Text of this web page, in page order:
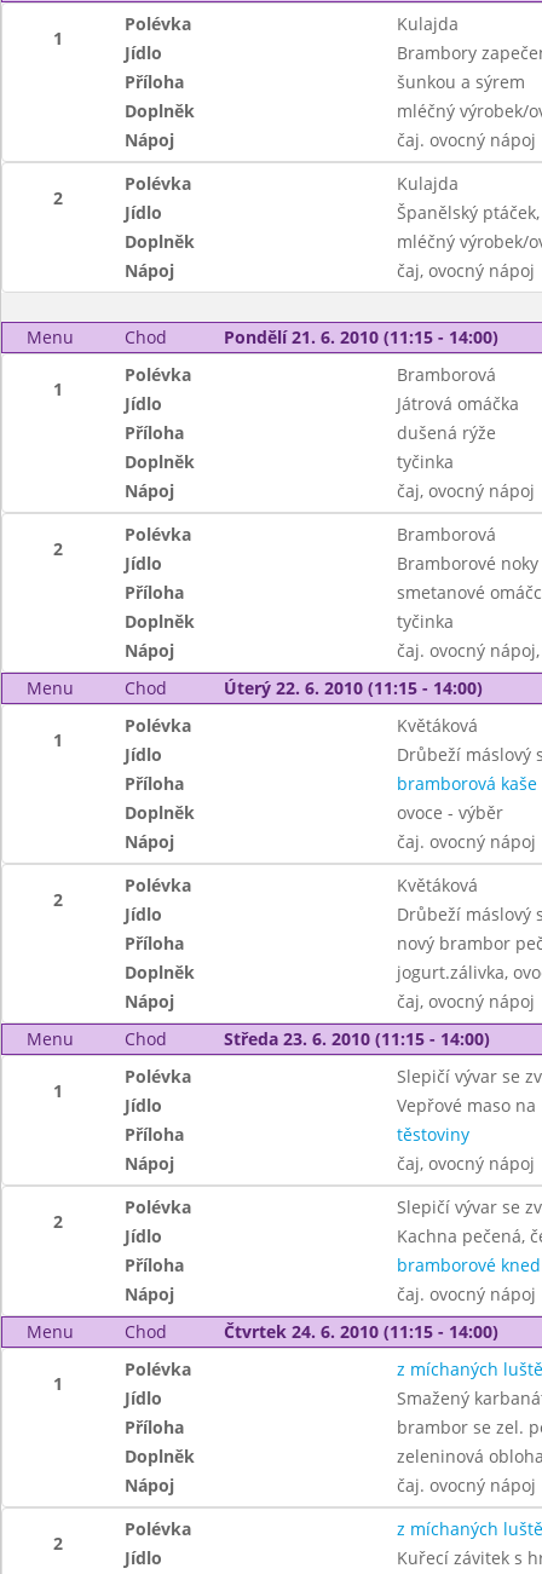
1
Polévka
Kulajda
Jídlo
Brambory
Příloha
šunkou a sýrem
Doplněk
mléčný výrobek/
Nápoj
čaj. ovocný nápoj
2
Polévka
Kulajda
Jídlo
Španělský
Doplněk
mléčný výrobek/
Nápoj
čaj, ovocný nápoj
Menu Chod Pondělí 21. 6. 2010 (11:15 - 14:00)
1
Polévka
Bramborová
Jídlo
Játrová omáčka
Příloha
dušená rýže
Doplněk
tyčinka
Nápoj
čaj, ovocný nápoj
2
Polévka
Bramborová
Jídlo
Bramborové
Příloha
smetanové
Doplněk
tyčinka
Nápoj
čaj. ovocný
Menu
Chod Úterý 22. 6. 2010 (11:15 - 14:00)
1
Polévka
Květáková
Jídlo
Drůbeží máslový
Příloha
bramborová kaše
Doplněk
ovoce - výběr
Nápoj
čaj. ovocný nápoj
2
Polévka
Květáková
Jídlo
Drůbeží máslový
Příloha
nový brambor
Doplněk
jogurt.zálivka,
Nápoj
čaj, ovocný nápoj
Menu
Chod Středa 23. 6. 2010 (11:15 - 14:00)
1
Polévka
Slepičí vývar se
Jídlo
Vepřové maso na
Příloha
těstoviny
Nápoj
čaj, ovocný nápoj
2
Polévka
Slepičí vývar se
Jídlo
Kachna pečená,
Příloha
bramborové
Nápoj
čaj. ovocný nápoj
Menu
Chod Čtvrtek 24. 6. 2010 (11:15 - 14:00)
1
Polévka
z míchaných
Jídlo
Smažený
Příloha
brambor se zel.
Doplněk
zeleninová
Nápoj
čaj. ovocný nápoj
2
Polévka
z míchaných
Jídlo
Kuřecí závitek s